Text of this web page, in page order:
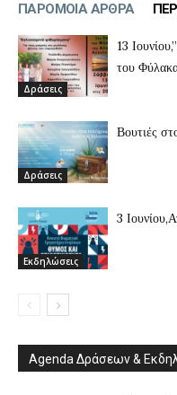
ΠΑΡΟΜΟΙΑ ΑΡΘΡΑ
Δράσεις
13
του
Δράσεις
Βουτιές
Εκδηλώσεις
3
Agenda Δράσεων &